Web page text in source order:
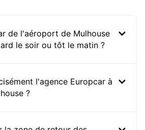
de l'aéroport de Mulhouse
le soir ou tôt le matin ?
l'agence Europcar à
?